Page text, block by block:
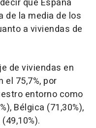
de la media de los
a viviendas de
de viviendas en
el 75,7%, por
entorno como
Bélgica (71,30%),